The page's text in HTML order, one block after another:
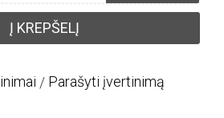
Į KREPŠELĮ
/ Parašyti įvertinimą